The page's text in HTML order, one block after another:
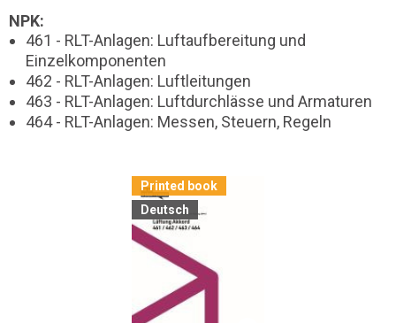
NPK:
461 - RLT-Anlagen: Luftaufbereitung und
Einzelkomponenten
462 - RLT-Anlagen: Luftleitungen
463 - RLT-Anlagen: Luftdurchlässe und Armaturen
464 - RLT-Anlagen: Messen, Steuern, Regeln
Printed book
Deutsch